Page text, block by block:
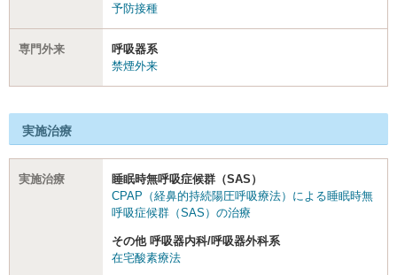
予防接種
専門外来
呼吸器系
禁煙外来
実施治療
実施治療
睡眠時無呼吸症候群（SAS）
CPAP（経鼻的持続陽圧呼吸療法）による睡眠時無
呼吸症候群（SAS）の治療
その他 呼吸器内科/呼吸器外科系
在宅酸素療法